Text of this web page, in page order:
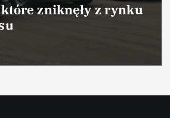
zniknęły z rynku